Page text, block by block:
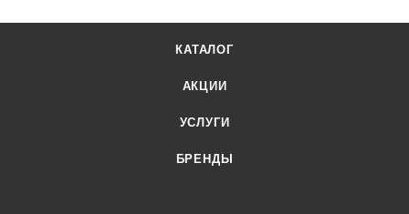
КАТАЛОГ
АКЦИИ
УСЛУГИ
БРЕНДЫ